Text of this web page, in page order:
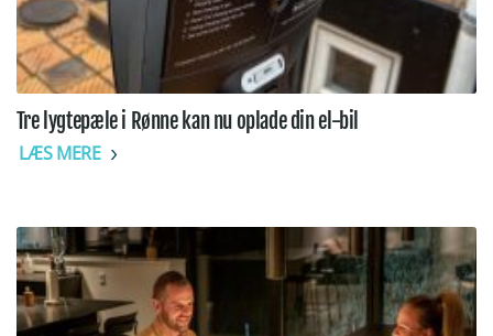
Tre lygtepæle i Rønne kan nu oplade din el-bil
LÆS MERE